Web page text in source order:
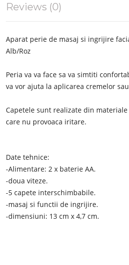
Reviews (0)
Aparat perie de masaj si ingrijire
Alb/Roz
Peria va va face sa va simtiti
va vor ajuta la aplicarea cremelor
Capetele sunt realizate din
care nu provoaca iritare.
Date tehnice:
-Alimentare: 2 x baterie AA.
-doua viteze.
-5 capete interschimbabile.
-masaj si functii de ingrijire.
-dimensiuni: 13 cm x 4,7 cm.